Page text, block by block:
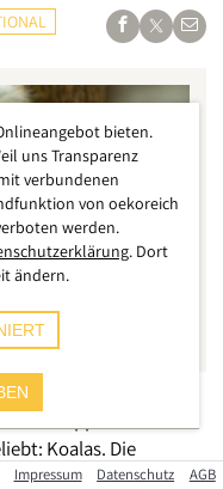
die Wappentiere von
Koalas. Die
beheimatet, doch
Impressum Datenschutz AGB
bieten.
uns Transparenz
verbundenen
von oekoreich
werden.
. Dort
ändern.